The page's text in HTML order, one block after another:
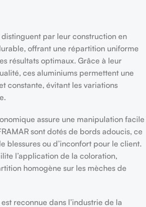
distinguent par leur construction en
offrant une répartition uniforme
résultats optimaux. Grâce à leur
ces aluminiums permettent une
constante, évitant les variations
assure une manipulation facile
sont dotés de bords adoucis, ce
blessures ou d’inconfort pour le client.
l’application de la coloration,
homogène sur les mèches de
reconnue dans l’industrie de la